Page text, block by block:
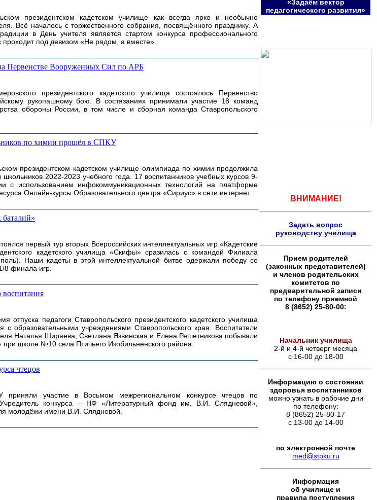
президентском кадетском училище как всегда ярко и необычно
Всё началось с торжественного собрания, посвящённого празднику. А
в День учителя является стартом конкурса профессионального
проходит под девизом «Не рядом, а вместе».
Первенстве Вооруженных Сил по АРБ
президентского кадетского училища состоялось Первенство
рукопашному бою. В состязаниях принимали участие 18 команд
обороны России, в том числе и сборная команда Ставропольского
по химии прошёл в СПКУ
президентском кадетском училище олимпиада по химии продолжила
2022-2023 учебного года. 17 воспитанников учебных курсов 9-
с использованием инфокоммуникационных технологий на платформе
Онлайн-курсы Образовательного центра «Сириус» в сети интернет.
первый тур вторых Всероссийских интеллектуальных игр «Кадетские
кадетского училища «Скифы» сразилась с командой Филиала
Наши кадеты в этой интеллектуальной битве одержали победу со
8 финала игр.
отпуска педагоги Ставропольского президентского кадетского училища
с образовательными учреждениями Ставропольского края. Воспитатели
Наталья Ширяева, Светлана Язвинская и Елена Решетникова побывали
школе №10 села Птичьего Изобильненского района.
чтецов
приняли участие в Восьмом межрегиональном конкурсе чтецов по
конкурса – НФ «Литературный фонд им. В.И. Слядневой»,
молодёжи имени В.И. Слядневой.
«Задаём вектор
педагогического развития»
ВНИМАНИЕ!
Задать вопрос
руководству училища
Прием родителей
(законных представителей)
и членов родительских
комитетов по
предварительной записи
по телефону приемной
8 (8652) 25-80-00:
Начальник училища
2-й и 4-й четверг месяца
с 16-00 до 18-00
Информацию о состоянии
здоровья воспитанников
можно узнать в рабочие дни
по телефону:
8 (8652) 25-80-17
с 13-00 до 14-00
по электронной почте
med@stpku.ru
Информация
об училище и
правила поступления